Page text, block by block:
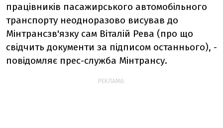
працівників пасажирського автомобільного
транспорту неодноразово висував до
Мінтрансзв'язку сам Віталій Рева (про що
свідчить документи за підписом останнього), -
повідомляє прес-служба Мінтрансу.
РЕКЛАМА: